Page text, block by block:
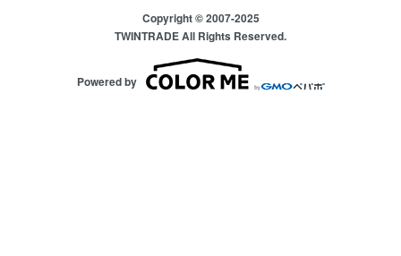
Copyright © 2007-2025
TWINTRADE All Rights Reserved.
Powered by